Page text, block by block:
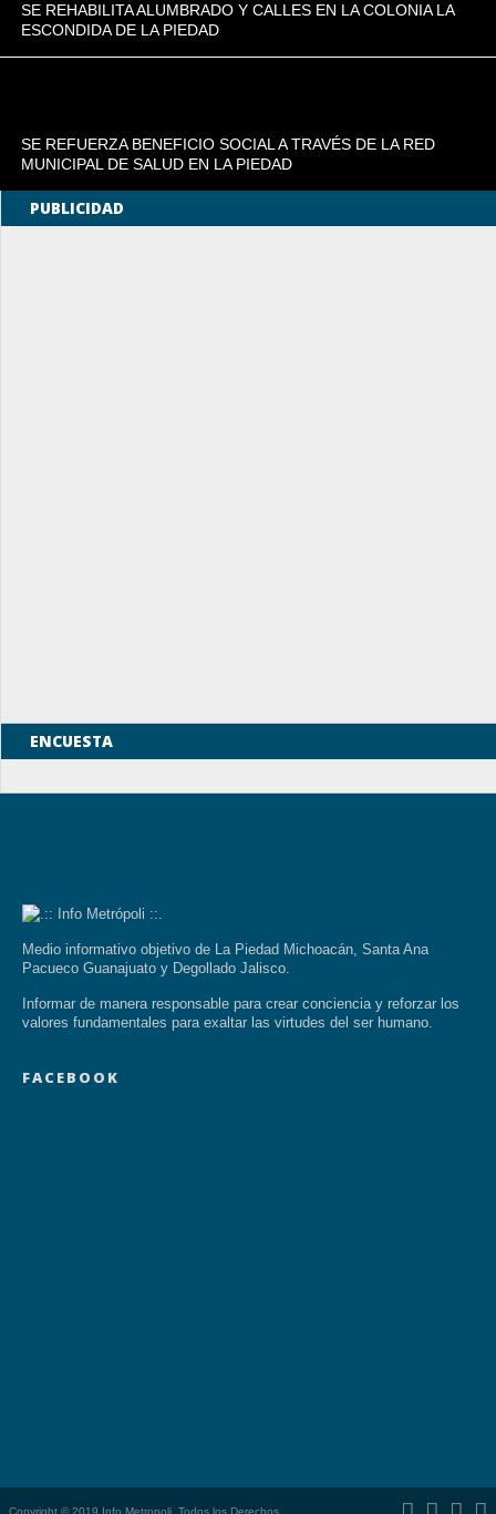
SE REHABILITA ALUMBRADO Y CALLES EN LA COLONIA LA
ESCONDIDA DE LA PIEDAD
SE REFUERZA BENEFICIO SOCIAL A TRAVÉS DE LA RED
MUNICIPAL DE SALUD EN LA PIEDAD
PUBLICIDAD
ENCUESTA
Medio informativo objetivo de La Piedad Michoacán, Santa Ana
Pacueco Guanajuato y Degollado Jalisco.
Informar de manera responsable para crear conciencia y reforzar los
valores fundamentales para exaltar las virtudes del ser humano.
FACEBOOK
Copyright © 2019 Info Metropoli. Todos los Derechos